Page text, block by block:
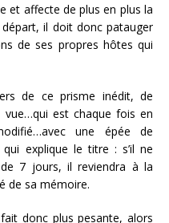
et affecte de plus en plus la
il doit donc patauger
de ses propres hôtes qui
de ce prisme inédit, de
est chaque fois en
une épée de
explique le titre : s’il ne
7 jours, il reviendra à la
de sa mémoire.
donc plus pesante, alors